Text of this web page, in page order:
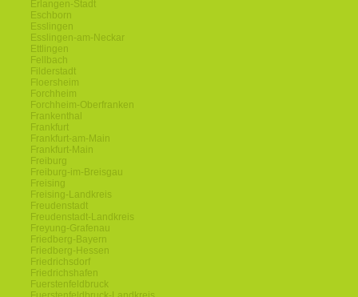
Erlangen-Stadt
Eschborn
Esslingen
Esslingen-am-Neckar
Ettlingen
Fellbach
Filderstadt
Floersheim
Forchheim
Forchheim-Oberfranken
Frankenthal
Frankfurt
Frankfurt-am-Main
Frankfurt-Main
Freiburg
Freiburg-im-Breisgau
Freising
Freising-Landkreis
Freudenstadt
Freudenstadt-Landkreis
Freyung-Grafenau
Friedberg-Bayern
Friedberg-Hessen
Friedrichsdorf
Friedrichshafen
Fuerstenfeldbruck